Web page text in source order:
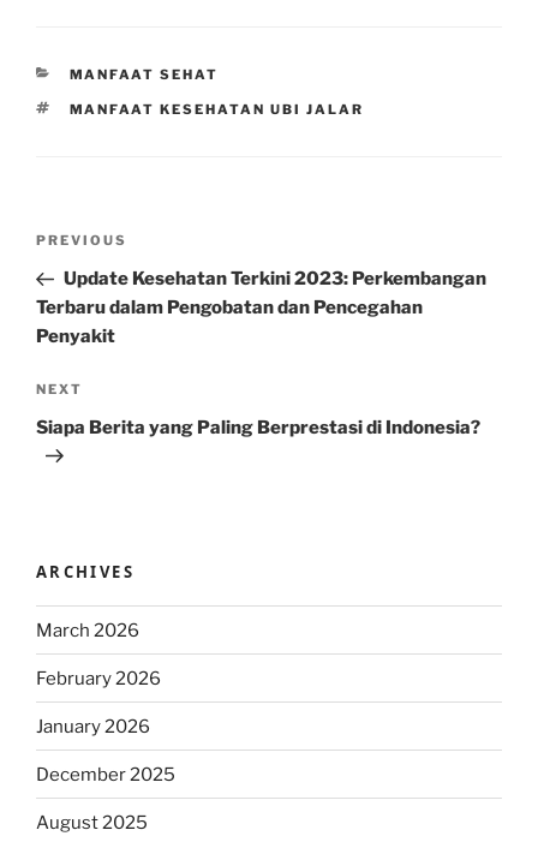
CATEGORIES
MANFAAT SEHAT
TAGS
MANFAAT KESEHATAN UBI JALAR
Previous
Post
PREVIOUS
Update Kesehatan Terkini 2023: Perkembangan
Terbaru dalam Pengobatan dan Pencegahan
Penyakit
Next
Post
NEXT
Siapa Berita yang Paling Berprestasi di Indonesia?
ARCHIVES
March 2026
February 2026
January 2026
December 2025
August 2025